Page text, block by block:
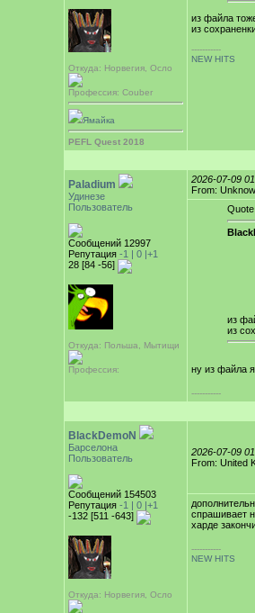
Откуда: Норвегия, Осло
Профессия: Couber
Ямайка
PEFL Quest 2018
из файла
из
-----------
NEW HITS
Paladium
Удинезе
Пользователь
Сообщений 12997
Репутация -1 | 0 |+1
28 [84 -56]
Откуда: Польша, Мытищи
Профессия:
2026-07-09
From:
Quote
из
из
ну из файла
-----------
BlackDemoN
Барселона
Пользователь
Сообщений 154503
Репутация -1 | 0 |+1
-132 [511 -643]
Откуда: Норвегия, Осло
2026-07-09
From: United
спрашивает
харде
-----------
NEW HITS